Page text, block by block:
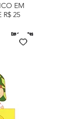
EM
R$ 25